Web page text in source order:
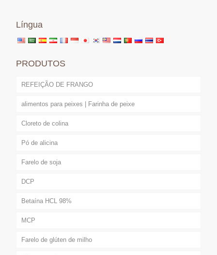
Língua
PRODUTOS
REFEIÇÃO DE FRANGO
alimentos para peixes | Farinha de peixe
Cloreto de colina
Pó de alicina
Farelo de soja
DCP
Betaína HCL 98%
MCP
Farelo de glúten de milho